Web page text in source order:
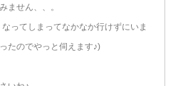
ません、、。
ってしまってなかなか行けずにいま
たのでやっと伺えます♪)